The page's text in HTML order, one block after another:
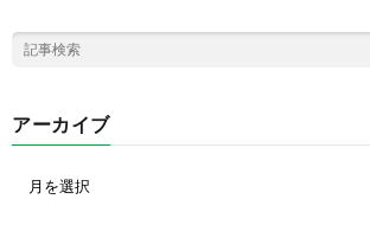
アーカイブ